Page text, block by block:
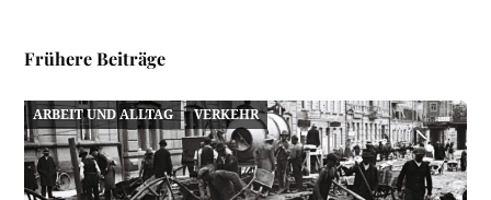
Frühere Beiträge
ARBEIT UND ALLTAG VERKEHR